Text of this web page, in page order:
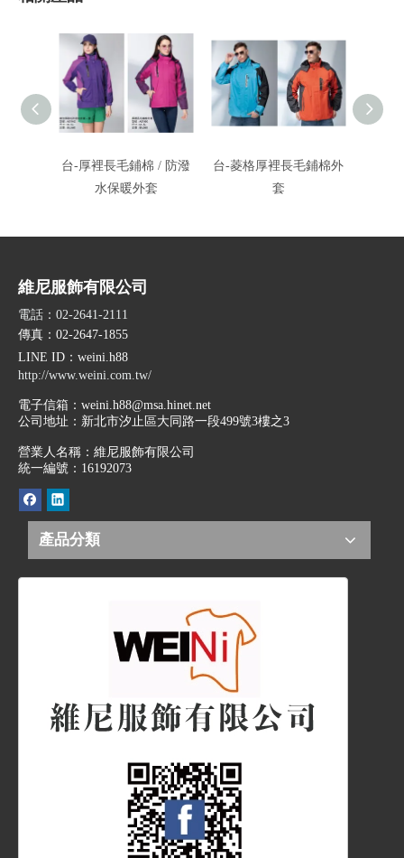
台-厚裡長毛鋪棉 / 防潑
水保暖外套
台-菱格厚裡長毛鋪棉外
套
維尼服飾有限公司
電話：02-2641-2111
傳真：02-2647-1855
LINE ID ：weini.h88
http://www.weini.com.tw/
電子信箱： weini.h88@msa.hinet.net
公司地址： 新北市汐止區大同路一段499號3樓之3
營業人名稱：維尼服飾有限公司
統一編號：16192073
產品分類